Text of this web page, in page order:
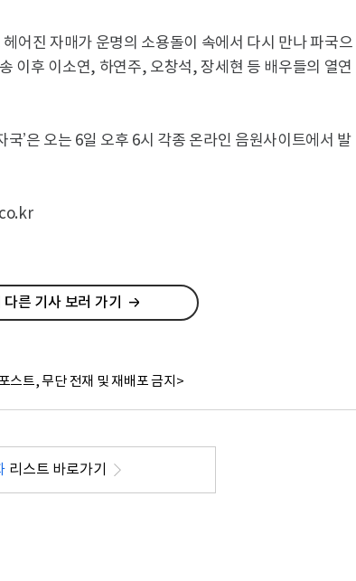
어진 자매가 운명의 소용돌이 속에서 다시 만나 파국으
이후 이소연, 하연주, 오창석, 장세현 등 배우들의 열연
국’은 오는 6일 오후 6시 각종 온라인 음원사이트에서 발
른 기사 보러 가기
스트, 무단 전재 및 재배포 금지>
리스트 바로가기